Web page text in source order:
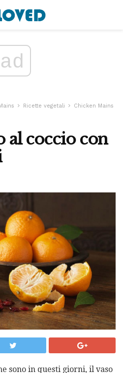
ad
Ricette vegetali
Chicken Mains
al coccio con
sono in questi giorni, il vaso